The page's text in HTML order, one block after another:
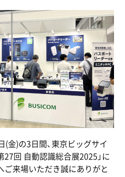
金)の3日間、東京ビッグサイ
27回 自動認識総合展2025」に
ご来場いただき誠にありがと